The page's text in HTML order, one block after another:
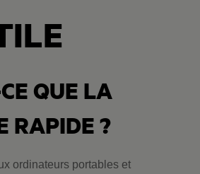
QUE LA
RAPIDE ?
ordinateurs portables et